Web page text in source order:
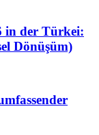
in der Türkei:
Dönüşüm)